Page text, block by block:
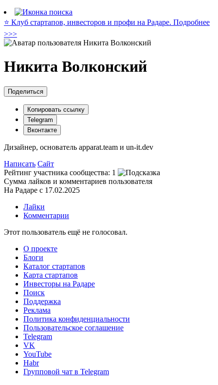
⭐️ Клуб стартапов, инвесторов и профи на Радаре. Подробнее
>>>
Никита Волконский
Поделиться
Копировать ссылку
Telegram
Вконтакте
Дизайнер, основатель apparat.team и un-it.dev
Написать Сайт
Рейтинг участника сообщества: 1
Сумма лайков и комментариев пользователя
На Радаре с 17.02.2025
Лайки
Комментарии
Этот пользователь ещё не голосовал.
О проекте
Блоги
Каталог стартапов
Карта стартапов
Инвесторы на Радаре
Поиск
Поддержка
Реклама
Политика конфиденциальности
Пользовательское соглашение
Telegram
VK
YouTube
Habr
Групповой чат в Telegram